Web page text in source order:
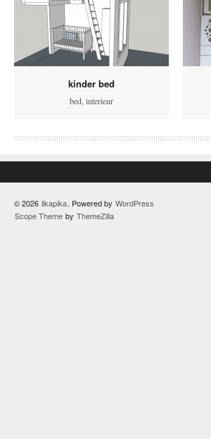
kinder bed
bed interieur
© 2026 likapika. Powered by WordPress
Scope Theme by ThemeZilla